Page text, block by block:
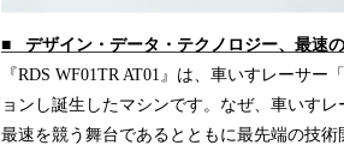
■ デザイン・データ・テクノロジー、最速
『RDS WF01TR AT01』は、車いすレーサ
ョンし誕生したマシンです。なぜ、車いす
最速を競う舞台であるとともに最先端の技